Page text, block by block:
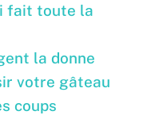
fait toute la
la donne
votre gâteau
coups